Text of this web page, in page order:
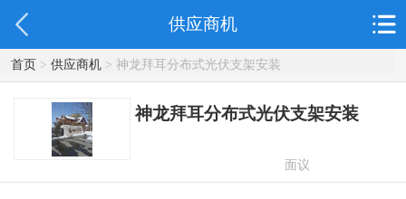
供应商机
首页> 供应商机> 神龙拜耳分布式光伏支架安装
神龙拜耳分布式光伏支架安装
面议